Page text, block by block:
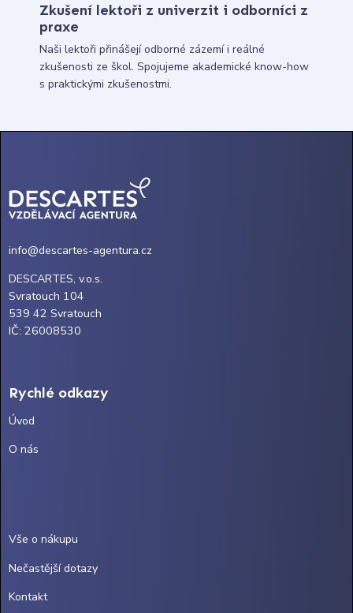
Zkušení lektoři z univerzit i odborníci z
praxe
Naši lektoři přinášejí odborné zázemí i reálné
zkušenosti ze škol. Spojujeme akademické know-how
s praktickými zkušenostmi.
info@descartes-agentura.cz
DESCARTES, v.o.s.
Svratouch 104
539 42 Svratouch
IČ: 26008530
Rychlé odkazy
Úvod
O nás
Vše o nákupu
Nečastější dotazy
Kontakt